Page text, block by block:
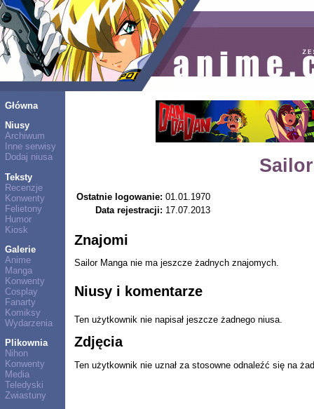
Główna
Niusy
Archiwum
Inne serwisy
Dodaj niusa
Teksty
Recenzje
Konwenty
Felietony
Humor
Kiosk
Galerie
Anime
Manga
Konwenty
Cosplay
Fanarty
Komiksy
Wydarzenia
Plikownia
Nihon
Konwenty
Media
Teledyski
Zwiastuny
Ostatnie logowanie: 01.01.1970
Data rejestracji: 17.07.2013
Znajomi
Sailor Manga nie ma jeszcze żadnych znajomych.
Niusy i komentarze
Ten użytkownik nie napisał jeszcze żadnego niusa.
Zdjęcia
Ten użytkownik nie uznał za stosowne odnaleźć się na